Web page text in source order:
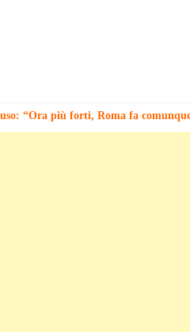
“Ora più forti, Roma fa